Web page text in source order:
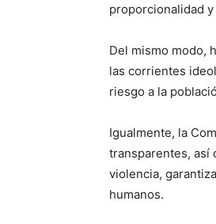
proporcionalidad
Del mismo modo,
las corrientes
riesgo a la
Igualmente, la
transparentes, así
violencia,
humanos.